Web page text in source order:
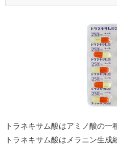
トラネキサム酸はアミノ酸の一
トラネキサム酸はメラニン生成